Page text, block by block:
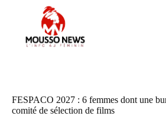
FESPACO 2027 : 6 femmes dont une
comité de sélection de films